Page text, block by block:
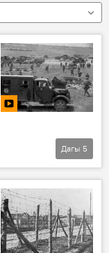
Видео
Дагы 5